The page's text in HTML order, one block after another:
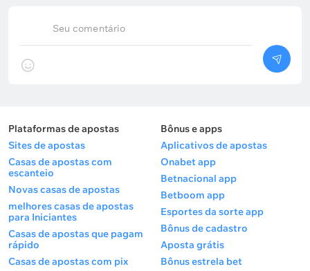
Seu comentário
Plataformas de apostas
Sites de apostas
Casas de apostas com
escanteio
Novas casas de apostas
melhores casas de apostas
para Iniciantes
Casas de apostas que pagam
rápido
Casas de apostas com pix
Bônus e apps
Aplicativos de apostas
Onabet app
Betnacional app
Betboom app
Esportes da sorte app
Bônus de cadastro
Aposta grátis
Bônus estrela bet